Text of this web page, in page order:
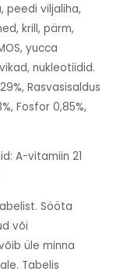
peedi viljaliha,
krill, pärm,
yucca
nukleotiidid.
Rasvasisaldus
Fosfor 0,85%,
A-vitamiin 21
Sööta
või
üle minna
Tabelis